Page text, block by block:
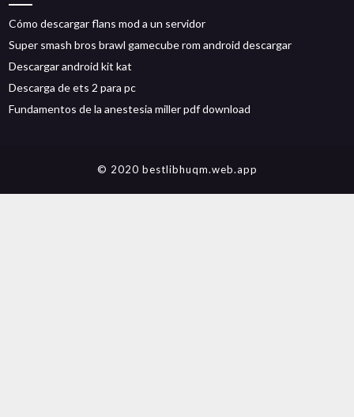
Cómo descargar flans mod a un servidor
Super smash bros brawl gamecube rom android descargar
Descargar android kit kat
Descarga de ets 2 para pc
Fundamentos de la anestesia miller pdf download
© 2020 bestlibhuqm.web.app